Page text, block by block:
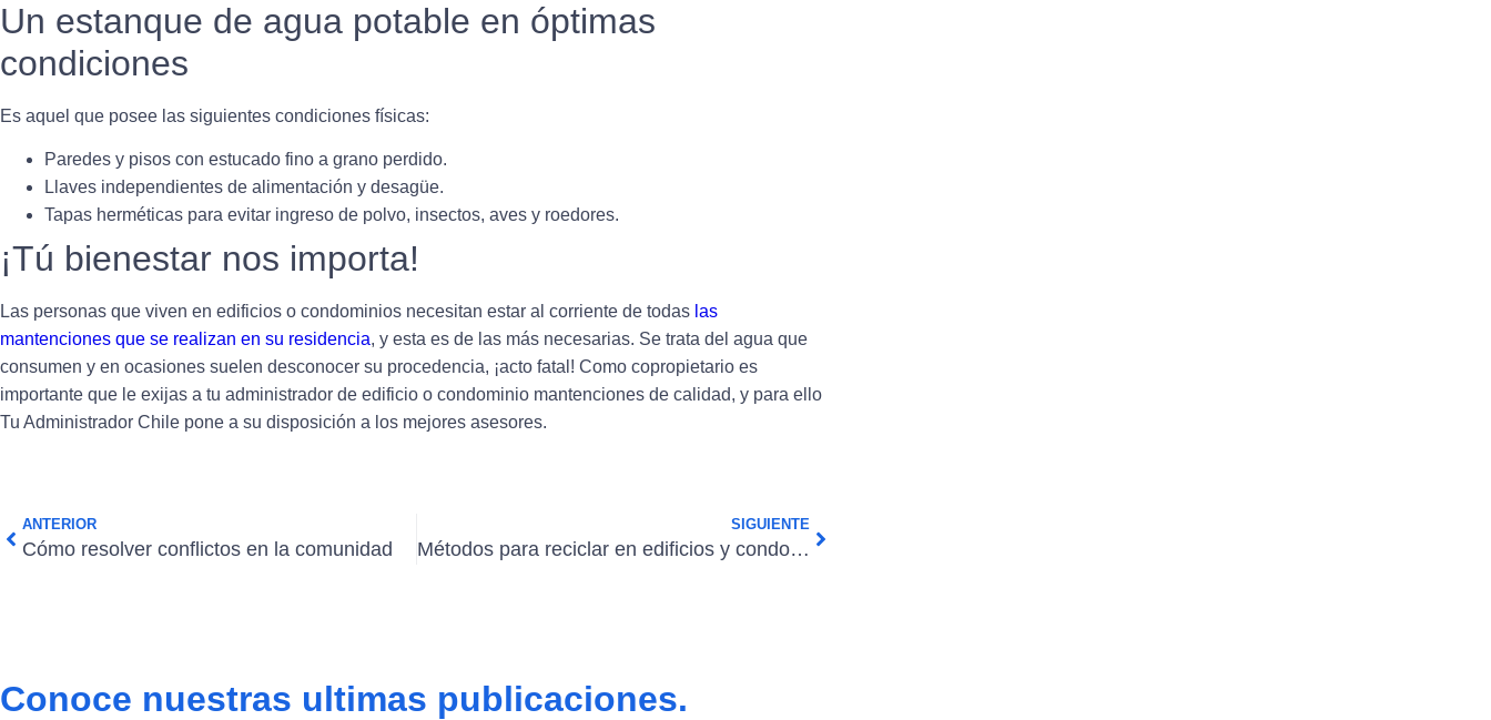
Un estanque de agua potable en óptimas
condiciones
Es aquel que posee las siguientes condiciones físicas:
Paredes y pisos con estucado fino a grano perdido.
Llaves independientes de alimentación y desagüe.
Tapas herméticas para evitar ingreso de polvo, insectos, aves y roedores.
¡Tú bienestar nos importa!
Las personas que viven en edificios o condominios necesitan estar al corriente de todas las
mantenciones que se realizan en su residencia, y esta es de las más necesarias. Se trata del agua que
consumen y en ocasiones suelen desconocer su procedencia, ¡acto fatal! Como copropietario es
importante que le exijas a tu administrador de edificio o condominio mantenciones de calidad, y para ello
Tu Administrador Chile pone a su disposición a los mejores asesores.
ANTERIOR
Cómo resolver conflictos en la comunidad
SIGUIENTE
Métodos para reciclar en edificios y condominios
Conoce nuestras ultimas publicaciones.